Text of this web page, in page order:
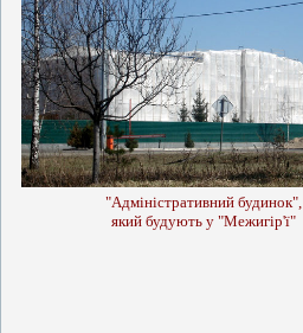
"Адміністративний будинок",
який будують у "Межигір'ї"